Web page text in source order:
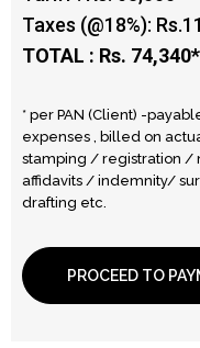
Taxes (@18%):
TOTAL : Rs.
* per PAN (Client) -
expenses , billed on
stamping / registration /
affidavits / indemnity/
drafting etc.
PROCEED TO